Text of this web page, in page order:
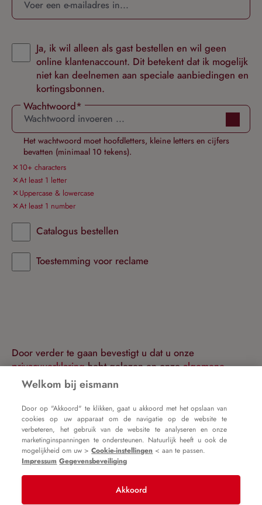
Ja, ik wil alleen als gast bestellen en wil geen
online klantenaccount. Dit betekent dat ik mogelijk
niet kan deelnemen aan speciale aanbiedingen en
kortingsbonnen.
Wachtwoord*
Het wachtwoord moet hoofdletters, kleine letters en cijfers
bevatten (minimaal 10 tekens).
10+ characters
At least 1 letter
Uppercase & lowercase
At least 1 number
Catalogus bestellen
Toestemming voor reclame
Door verder te gaan bevestigt u dat u onze
privacyverklaringhebt gelezen en onzealgemene
voorwaardenheeft geaccepteerd.
Doorgaan
Terug naar inloggen
Algemene voorwaarden
Welkom bij eismann
Door op "Akkoord" te klikken, gaat u akkoord met het opslaan van
cookies op uw apparaat om de navigatie op de website te
verbeteren, het gebruik van de website te analyseren en onze
marketinginspanningen te ondersteunen. Natuurlijk heeft u ook de
mogelijkheid om uw >Cookie-instellingen < aan te passen.
Impressum Gegevensbeveiliging
Akkoord